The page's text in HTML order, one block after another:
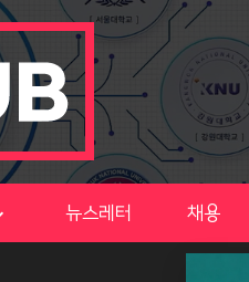
뉴스레터 채용